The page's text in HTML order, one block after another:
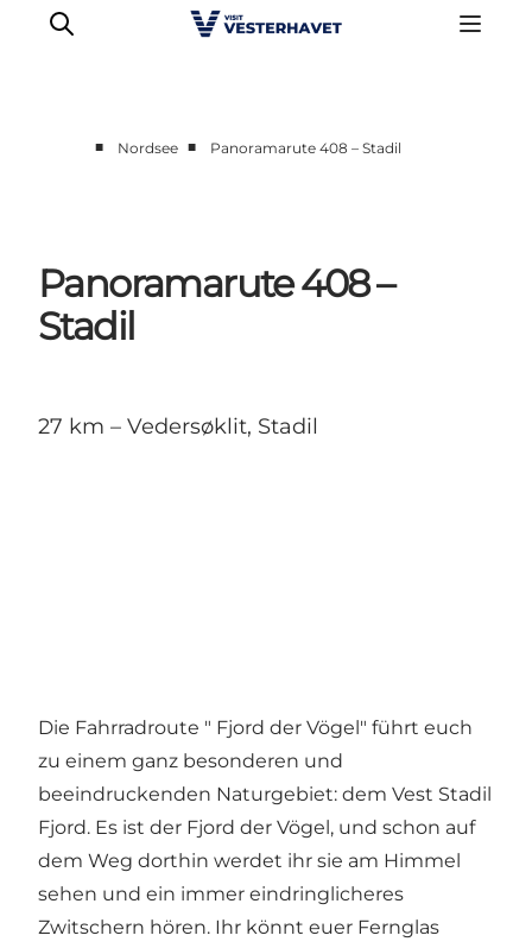
Unsere Städte
Essen & Übernachtung
Tickets kaufen
■ Nordsee ■ Panoramarute 408 – Stadil
Panoramarute 408 –
Stadil
27 km – Vedersøklit, Stadil
Die Fahrradroute " Fjord der Vögel" führt euch
zu einem ganz besonderen und
beeindruckenden Naturgebiet: dem Vest Stadil
Fjord. Es ist der Fjord der Vögel, und schon auf
dem Weg dorthin werdet ihr sie am Himmel
sehen und ein immer eindringlicheres
Zwitschern hören. Ihr könnt euer Fernglas